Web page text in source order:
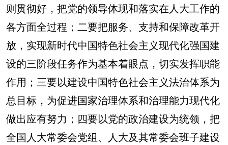
则贯彻好，把党的领导体现和落实在人大工作的
各方面全过程；二要把服务、支持和保障改革开
放，实现新时代中国特色社会主义现代化强国建
设的三阶段任务作为基本着眼点，切实发挥职能
作用；三要以建设中国特色社会主义法治体系为
总目标，为促进国家治理体系和治理能力现代化
做出应有努力；四要以党的政治建设为统领，把
全国人大常委会党组、人大及其常委会班子建设